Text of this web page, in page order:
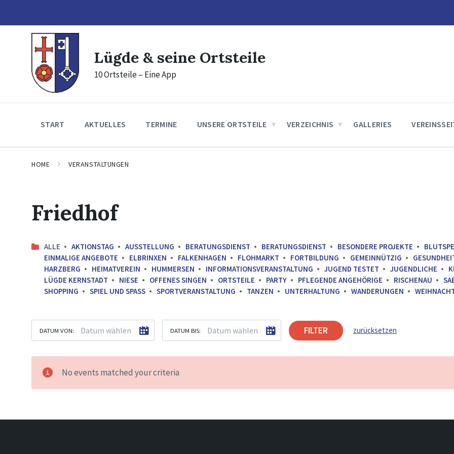
content
main
navigation
footer
Lügde & seine Ortsteile
10 Ortsteile – Eine App
START AKTUELLES TERMINE UNSERE ORTSTEILE VERZEICHNIS GALLERIES
HOME VERANSTALTUNGEN
Friedhof
ALLE AKTIONSTAG AUSSTELLUNG BERATUNGSDIENST BERATUNGSDIENST BESONDERE PROJEKTE
EINMALIGE ANGEBOTE
ELBRINXEN FALKENHAGEN FLOHMARKT FORTBILDUNG GEMEINNÜTZIG
HARZBERG
HEIMATVEREIN HUMMERSEN INFORMATIONSVERANSTALTUNG JUGEND TESTET JUGENDLICHE
LÜGDE KERNSTADT
NIESE OFFENES SINGEN ORTSTEILE PARTY PFLEGENDE ANGEHÖRIGE RISCHENAU
SHOPPING
SPIEL UND SPASS SPORTVERANSTALTUNG TANZEN UNTERHALTUNG WANDERUNGEN
DATUM VON: DATUM BIS: FILTER zurücksetzen
No events matched your criteria